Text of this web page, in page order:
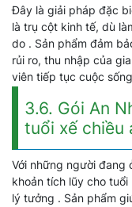
Đây là giải pháp đặc
là trụ cột kinh tế, dù
do . Sản phẩm đảm
rủi ro, thu nhập của
viên tiếp tục cuộc
3.6. Gói An
tuổi xế chiều
Với những người đang
khoản tích lũy cho tuổi
lý tưởng . Sản phẩm